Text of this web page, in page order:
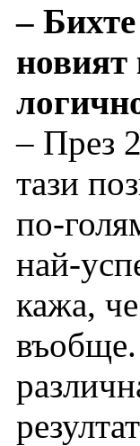
–
новият
– През
тази
по-
най-
кажа,